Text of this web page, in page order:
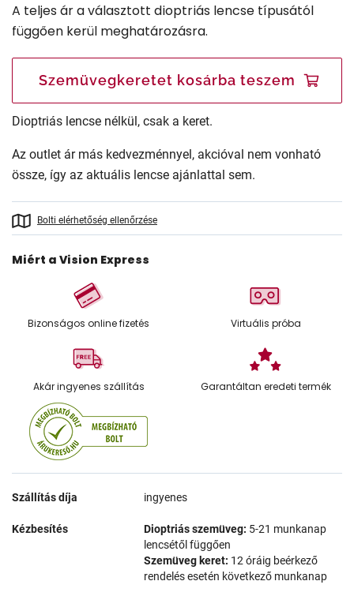
A teljes ár a választott dioptriás lencse típusától
függően kerül meghatározásra.
Szemüvegkeretet kosárba teszem
Dioptriás lencse nélkül, csak a keret.
Az outlet ár más kedvezménnyel, akcióval nem vonható
össze, így az aktuális lencse ajánlattal sem.
Bolti elérhetőség ellenőrzése
Miért a Vision Express
Bizonságos online fizetés Virtuális próba
Akár ingyenes szállítás Garantáltan eredeti termék
Szállítás díja ingyenes
Kézbesítés Dioptriás szemüveg: 5-21 munkanap
lencsétől függően
Szemüveg keret: 12 óráig beérkező
rendelés esetén következő munkanap